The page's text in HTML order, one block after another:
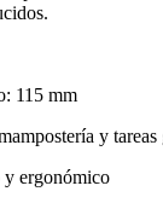
115 mm
y tareas
y ergonómico